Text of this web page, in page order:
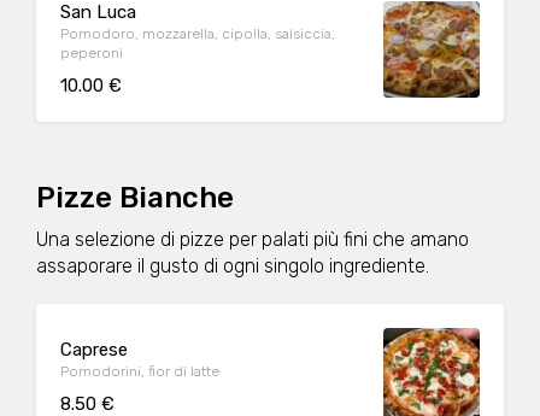
San Luca
Pomodoro, mozzarella, cipolla, salsiccia,
peperoni
10.00 €
Pizze Bianche
Una selezione di pizze per palati più fini che amano
assaporare il gusto di ogni singolo ingrediente.
Caprese
Pomodorini, fior di latte
8.50 €